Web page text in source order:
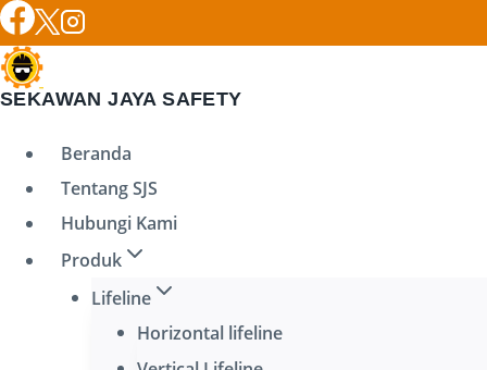
Skip
to
content
SEKAWAN JAYA SAFETY
Beranda
Tentang SJS
Hubungi Kami
Produk
Lifeline
Horizontal lifeline